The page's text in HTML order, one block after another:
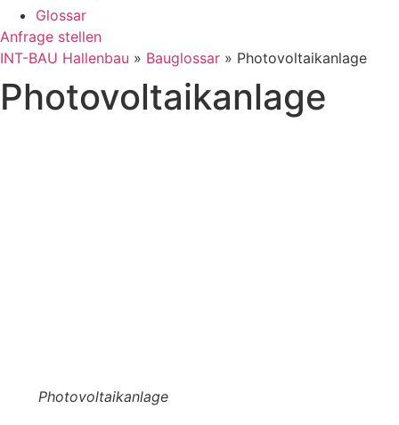
Glossar
Anfrage stellen
INT-BAU Hallenbau » Bauglossar » Photovoltaikanlage
Photovoltaikanlage
Photovoltaikanlage